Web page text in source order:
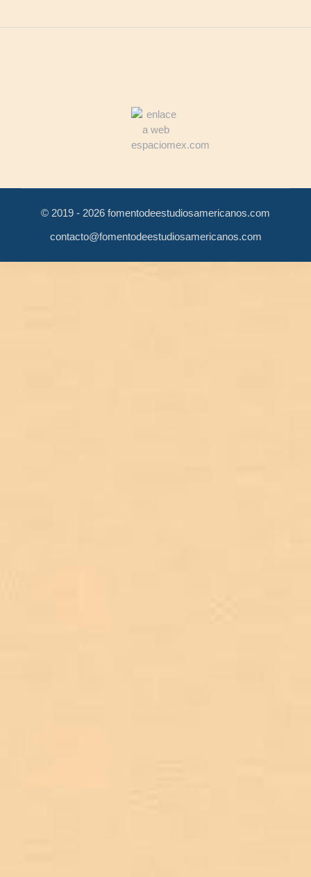
© 2019 - 2026 fomentodeestudiosamericanos.com
contacto@fomentodeestudiosamericanos.com